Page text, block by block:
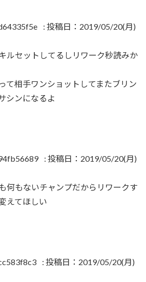
: 投稿日：2019/05/20(月)
ルセットしてるしリワーク秒読みか
て相手ワンショットしてまたブリン
シンになるよ
: 投稿日：2019/05/20(月)
何もないチャンプだからリワークす
えてほしい
: 投稿日：2019/05/20(月)